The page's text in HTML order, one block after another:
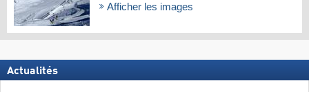
Afficher les images
Actualités